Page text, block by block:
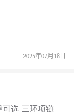
2025年07月18日
可选 三环项链